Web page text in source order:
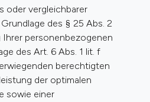
oder vergleichbarer
des § 25 Abs. 2
Ihrer personenbezogenen
des Art. 6 Abs. 1 lit. f
berechtigten
der optimalen
sowie einer